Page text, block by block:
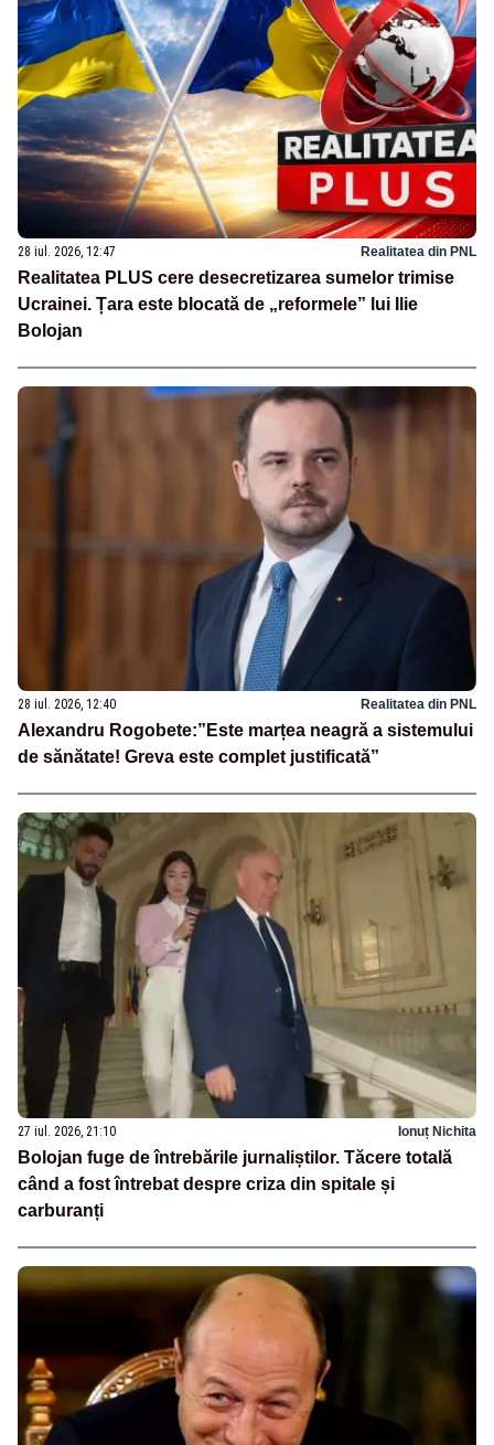
28 iul. 2026, 12:47 Realitatea din PNL
Realitatea PLUS cere desecretizarea sumelor trimise
Ucrainei. Țara este blocată de „reformele” lui Ilie
Bolojan
28 iul. 2026, 12:40 Realitatea din PNL
Alexandru Rogobete:”Este marțea neagră a sistemului
de sănătate! Greva este complet justificată”
27 iul. 2026, 21:10 Ionuț Nichita
Bolojan fuge de întrebările jurnaliștilor. Tăcere totală
când a fost întrebat despre criza din spitale și
carburanți